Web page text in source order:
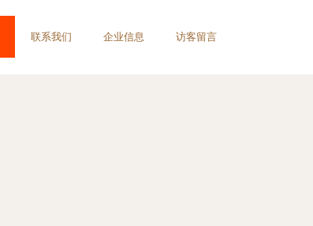
联系我们 企业信息 访客留言